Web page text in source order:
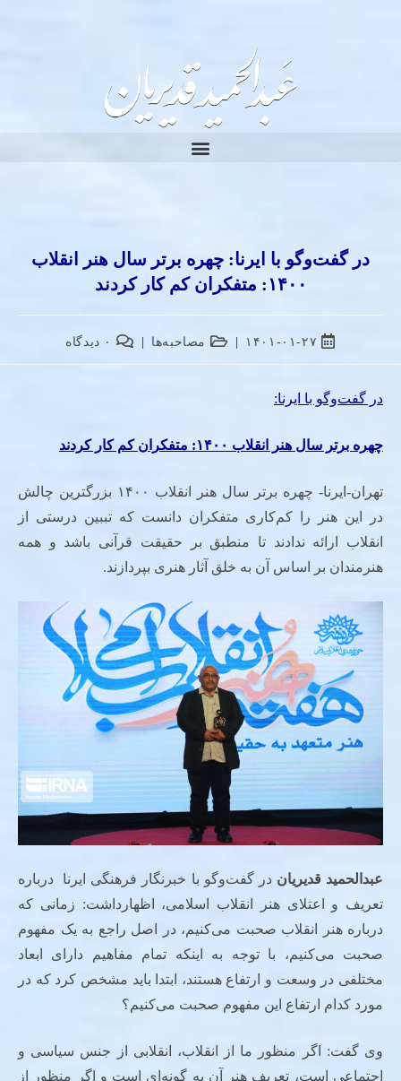
در گفت‌وگو با ایرنا: چهره برتر سال هنر انقلاب
۱۴۰۰: متفکران کم‌ کار کردند
۱۴۰۱-۰۱-۲۷ مصاحبه‌ها ۰ دیدگاه
در گفت‌وگو با ایرنا:
چهره برتر سال هنر انقلاب ۱۴۰۰: متفکران کم‌ کار کردند
تهران-ایرنا- چهره برتر سال هنر انقلاب ۱۴۰۰ بزرگترین چالش
در این هنر را کم‌کاری متفکران دانست که تببین درستی از
انقلاب ارائه ندادند تا منطبق بر حقیقت قرآنی باشد و همه
هنرمندان بر اساس آن به خلق آثار هنری بپردازند.
عبدالحمید قدیریان در گفت‌وگو با خبرنگار فرهنگی ایرنا درباره
تعریف و اعتلای هنر انقلاب اسلامی، اظهارداشت: زمانی که
درباره هنر انقلاب صحبت می‌کنیم، در اصل راجع به یک مفهوم
صحبت می‌کنیم، با توجه به اینکه تمام مفاهیم دارای ابعاد
مختلفی در وسعت و ارتفاع هستند، ابتدا باید مشخص کرد که در
مورد کدام ارتفاع این مفهوم صحبت می‌کنیم؟
وی گفت: اگر منظور ما از انقلاب، انقلابی از جنس سیاسی و
اجتماعی است، تعریف هنر آن به گونه‌ای است و اگر منظور از